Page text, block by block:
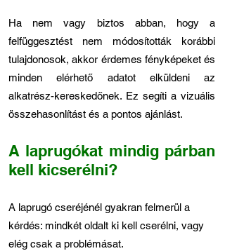
Ha nem vagy biztos abban, hogy a
felfüggesztést nem módosították korábbi
tulajdonosok, akkor érdemes fényképeket és
minden elérhető adatot elküldeni az
alkatrész-kereskedőnek. Ez segíti a vizuális
összehasonlítást és a pontos ajánlást.
A laprugókat mindig párban
kell kicserélni?
A laprugó cseréjénél gyakran felmerül a
kérdés: mindkét oldalt ki kell cserélni, vagy
elég csak a problémásat.